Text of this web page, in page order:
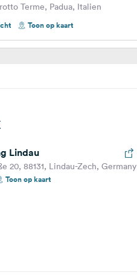
Terme, Padua, Italien
Toon op kaart
Macerata, Italien
Lindau
20, 88131, Lindau-Zech, Germany
Toon op kaart